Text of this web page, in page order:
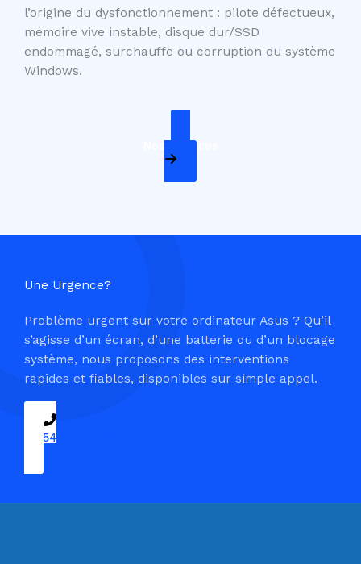
l’origine du dysfonctionnement : pilote défectueux,
mémoire vive instable, disque dur/SSD
endommagé, surchauffe ou corruption du système
Windows.
Nos Services
Une Urgence?
Problème urgent sur votre ordinateur Asus ? Qu’il
s’agisse d’un écran, d’une batterie ou d’un blocage
système, nous proposons des interventions
rapides et fiables, disponibles sur simple appel.
09 54 37 04 03